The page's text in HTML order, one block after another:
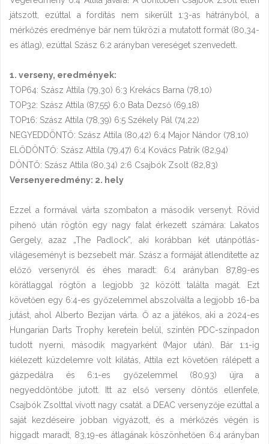
játszott, ezúttal a fordítás nem sikerült 1:3-as hátrányból, a
mérkőzés eredménye bár nem tükrözi a mutatott formát (80,34-
es átlag), ezúttal Szász 6:2 arányban vereséget szenvedett.
1. verseny, eredmények:
TOP64: Szász Attila (79,30) 6:3 Krekács Barna (78,10)
TOP32: Szász Attila (87,55) 6:0 Bata Dezső (69,18)
TOP16: Szász Attila (78,39) 6:5 Székely Pál (74,22)
NEGYEDDÖNTŐ: Szász Attila (80,42) 6:4 Major Nándor (78,10)
ELŐDÖNTŐ: Szász Attila (79,47) 6:4 Kovács Patrik (82,94)
DÖNTŐ: Szász Attila (80,34) 2:6 Csajbók Zsolt (82,83)
Versenyeredmény: 2. hely
Ezzel a formával várta szombaton a második versenyt. Rövid
pihenő után rögtön egy nagy falat érkezett számára: Lakatos
Gergely, azaz „The Padlock”, aki korábban két utánpótlás-
világeseményt is bezsebelt már. Szász a formáját átlendítette az
előző versenyről és éhes maradt: 6:4 arányban 87,89-es
körátlaggal rögtön a legjobb 32 között találta magát. Ezt
követően egy 6:4-es győzelemmel abszolválta a legjobb 16-ba
jutást, ahol Alberto Bezijan várta. Ő az a játékos, aki a 2024-es
Hungarian Darts Trophy keretein belül, szintén PDC-színpadon
tudott nyerni, második magyarként (Major után). Bár 1:1-ig
kiélezett küzdelemre volt kilátás, Attila ezt követően rálépett a
gázpedálra és 6:1-es győzelemmel (80,93) újra a
negyeddöntőbe jutott. Itt az első verseny döntős ellenfele,
Csajbók Zsolttal vívott nagy csatát. a DEAC versenyzője ezúttal a
saját kezdéseire jobban vigyázott, és a mérkőzés végén is
higgadt maradt, 83,19-es átlagának köszönhetően 6:4 arányban